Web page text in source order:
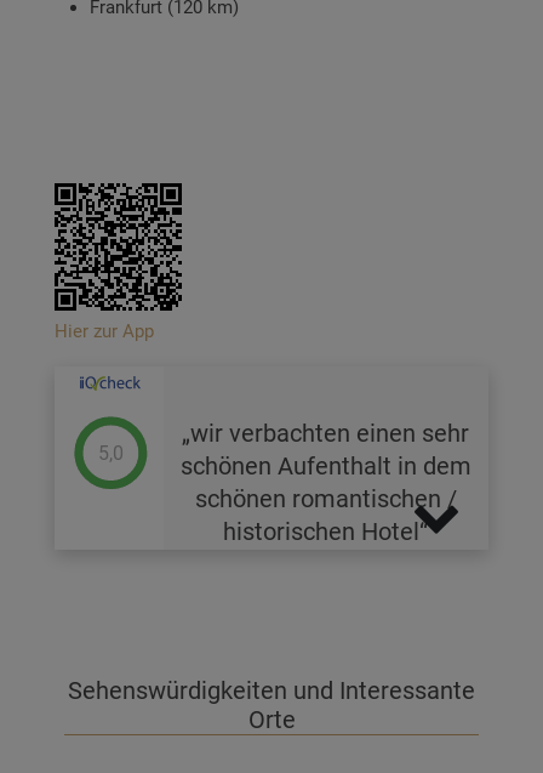
Frankfurt (120 km)
Hier zur App
5,0
wir verbachten einen sehr
schönen Aufenthalt in dem
schönen romantischen /
historischen Hotel
Sehenswürdigkeiten und Interessante
Orte